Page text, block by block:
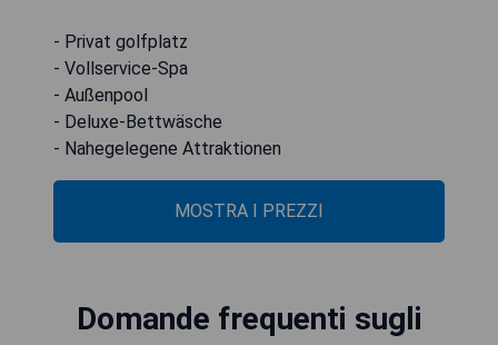
- Privat golfplatz
- Vollservice-Spa
- Außenpool
- Deluxe-Bettwäsche
- Nahegelegene Attraktionen
MOSTRA I PREZZI
Domande frequenti sugli